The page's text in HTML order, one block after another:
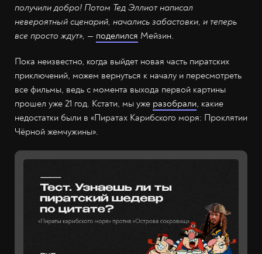
получили добро! Потом Тед Эллиот написал
невероятный сценарий, начались забастовки, и теперь
все просто ждут», — поделился Мейзин.
Пока неизвестно, когда выйдет новая часть пиратских
приключений, можем вернуться к началу и пересмотреть
все фильмы, ведь с момента выхода первой картины
прошел уже 21 год. Кстати, мы уже разобрали, какие
недостатки были в «Пиратах Карибского моря: Проклятии
Чёрной жемчужины».